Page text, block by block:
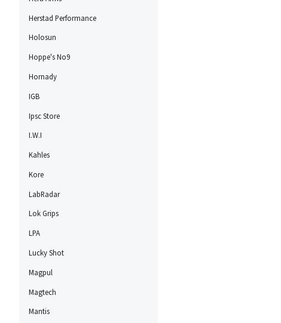
Herstad Performance
Holosun
Hoppe's No9
Hornady
IGB
Ipsc Store
I.W.I
Kahles
Kore
LabRadar
Lok Grips
LPA
Lucky Shot
Magpul
Magtech
Mantis